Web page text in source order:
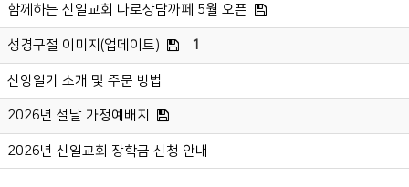
함께하는 신일교회 나로상담까페 5월 오픈
성경구절 이미지(업데이트) 1
신앙일기 소개 및 주문 방법
2026년 설날 가정예배지
2026년 신일교회 장학금 신청 안내